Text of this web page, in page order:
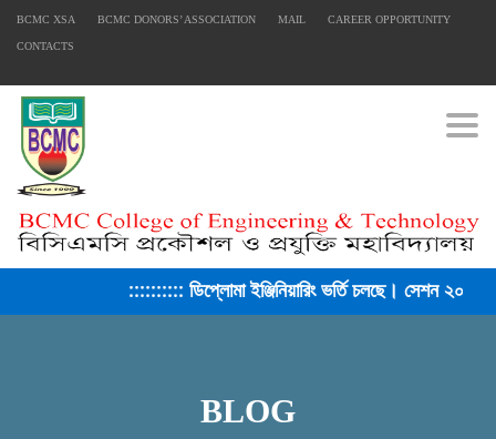
BCMC XSA BCMC DONORS’ ASSOCIATION MAIL CAREER OPPORTUNITY
CONTACTS
:::::::::: ডিপ্লোমা ইঞ্জিনিয়ারিং ভর্তি চলছে। সেশন ২০২৫-২৬ ::::::::::
BLOG